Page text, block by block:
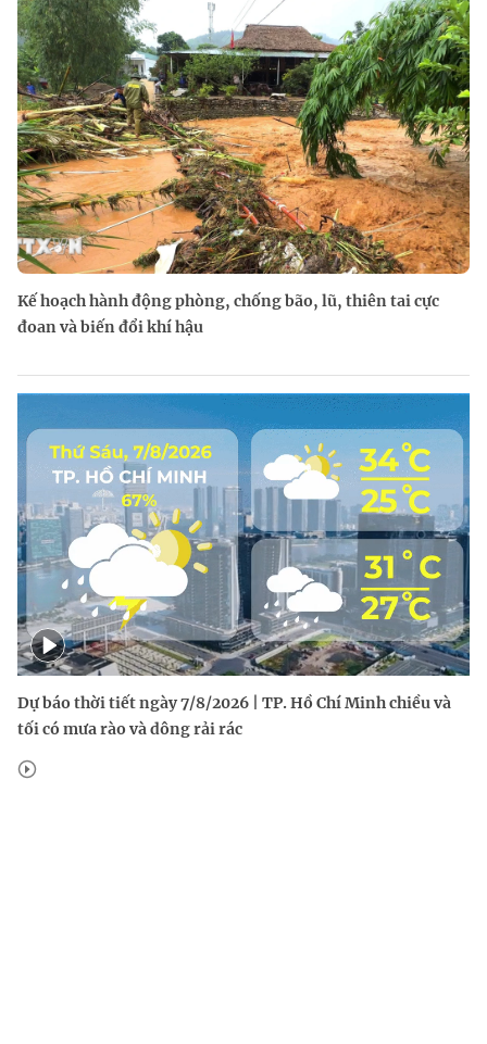
Kế hoạch hành động phòng, chống bão, lũ, thiên tai cực
đoan và biến đổi khí hậu
Dự báo thời tiết ngày 7/8/2026 | TP. Hồ Chí Minh chiều và
tối có mưa rào và dông rải rác